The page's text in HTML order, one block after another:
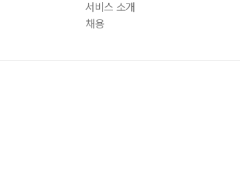
서비스 소개
채용